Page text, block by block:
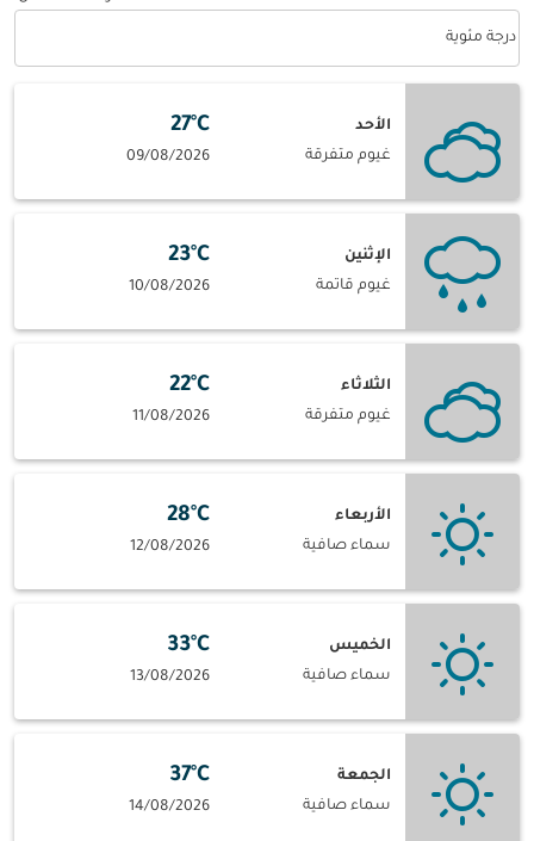
درجة مئوية
الأحد
غيوم متفرقة
27°C
09/08/2026
الإثنين
غيوم قاتمة
23°C
10/08/2026
الثلاثاء
غيوم متفرقة
22°C
11/08/2026
الأربعاء
سماء صافية
28°C
12/08/2026
الخميس
سماء صافية
33°C
13/08/2026
الجمعة
سماء صافية
37°C
14/08/2026